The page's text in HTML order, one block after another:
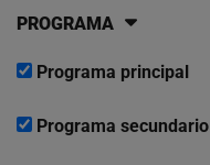
PROGRAMA
Programa principal
Programa secundario